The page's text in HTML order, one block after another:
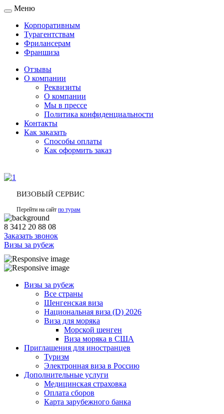
Toggle
navigation
Меню
Корпоративным
Турагентствам
Фрилансерам
Франшиза
Отзывы
О компании
Реквизиты
О компании
Мы в прессе
Политика конфиденциальности
Контакты
Как заказать
Способы оплаты
Как оформить заказ
ВИЗОВЫЙ СЕРВИС
Перейти на сайт по турам
8 3412 20 88 08
Заказать звонок
Визы за рубеж
Визы за рубеж
Все страны
Шенгенская виза
Национальная виза (D) 2026
Виза для моряка
Морской шенген
Виза моряка в США
Приглашения для иностранцев
Туризм
Электронная виза в Россию
Дополнительные услуги
Медицинская страховка
Оплата сборов
Карта зарубежного банка